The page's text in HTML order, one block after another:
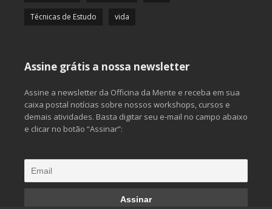
Técnicas de Estudo vida
Assine grátis a nossa newsletter
Assine a newsletter da Officina da Mente e receba em sua
caixa postal notícias sobre nossos workshops, cursos e
demais atividades. Basta digitar seu e-mail no campo abaixo
e clicar no botão “Assinar”: